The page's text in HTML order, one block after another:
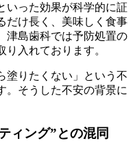
いった効果が科学的に証
だけ長く、美味しく食事
津島歯科では予防処置の
入れております。
塗りたくない」という不
。そうした不安の背景に
ィング”との混同